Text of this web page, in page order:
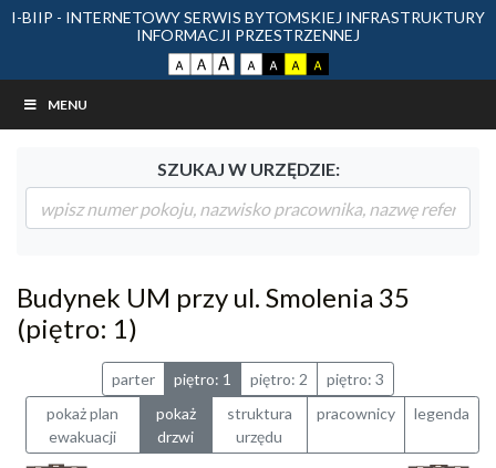
I-BIIP - INTERNETOWY SERWIS BYTOMSKIEJ INFRASTRUKTURY
INFORMACJI PRZESTRZENNEJ
MENU
SZUKAJ W URZĘDZIE:
Budynek UM przy ul. Smolenia 35
(piętro: 1)
parter piętro: 1 piętro: 2
piętro: 3
pokaż plan
ewakuacji
pokaż
drzwi
struktura
urzędu
pracownicy legenda